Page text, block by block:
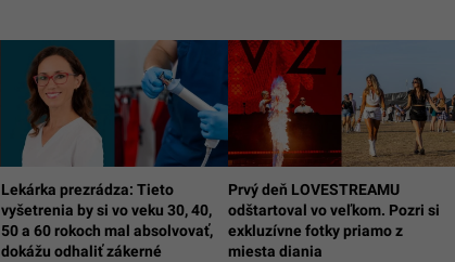
Lekárka prezrádza: Tieto
vyšetrenia by si vo veku 30, 40,
50 a 60 rokoch mal absolvovať,
dokážu odhaliť zákerné
Prvý deň LOVESTREAMU
odštartoval vo veľkom. Pozri si
exkluzívne fotky priamo z
miesta diania